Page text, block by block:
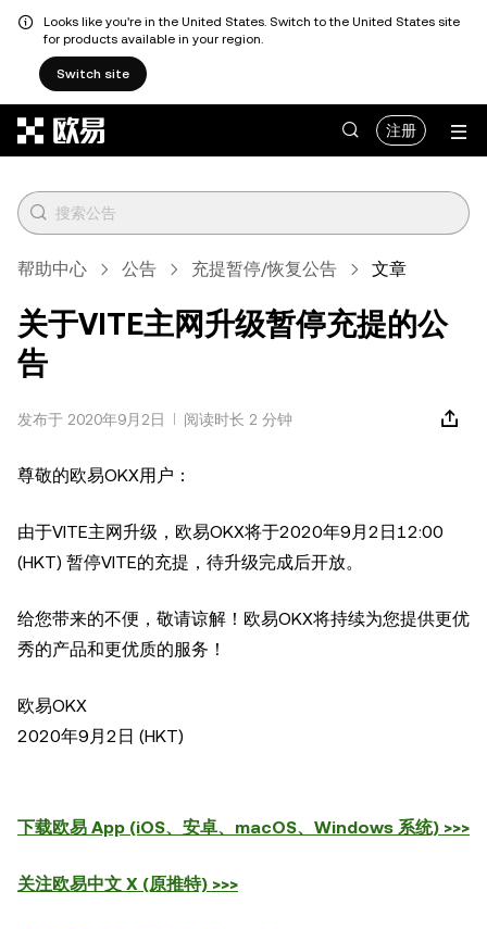
Looks like you're in the United States. Switch to the United States site
for products available in your region.
Switch site
注册
帮助中心 公告 充提暂停/恢复公告 文章
关于VITE主网升级暂停充提的公
告
发布于 2020年9月2日 阅读时长 2 分钟
尊敬的欧易OKX用户：
由于VITE主网升级，欧易OKX将于2020年9月2日12:00
(HKT) 暂停VITE的充提，待升级完成后开放。
给您带来的不便，敬请谅解！欧易OKX将持续为您提供更优
秀的产品和更优质的服务！
欧易OKX
2020年9月2日 (HKT)
下载欧易 App (iOS、安卓、macOS、Windows 系统) >>>
关注欧易中文 X (原推特) >>>